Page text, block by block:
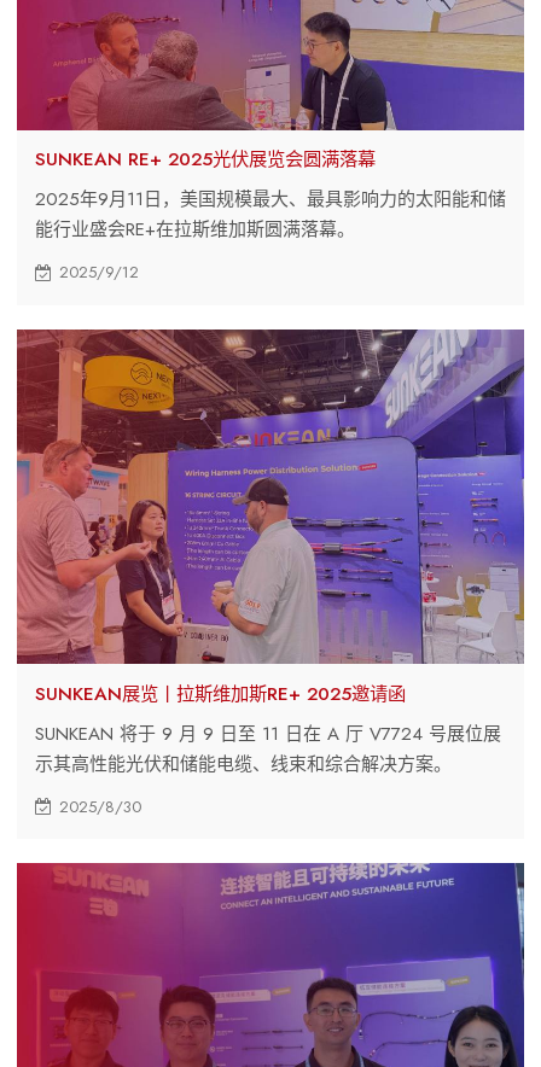
SUNKEAN RE+ 2025光伏展览会圆满落幕
2025年9月11日，美国规模最大、最具影响力的太阳能和储
能行业盛会RE+在拉斯维加斯圆满落幕。
2025/9/12
SUNKEAN展览丨拉斯维加斯RE+ 2025邀请函
SUNKEAN 将于 9 月 9 日至 11 日在 A 厅 V7724 号展位展
示其高性能光伏和储能电缆、线束和综合解决方案。
2025/8/30